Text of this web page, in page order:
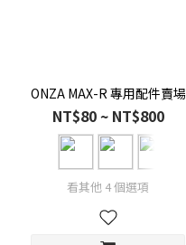
ONZA MAX-R 專用配件賣場
NT$80 ~ NT$800
看其他 4 個選項